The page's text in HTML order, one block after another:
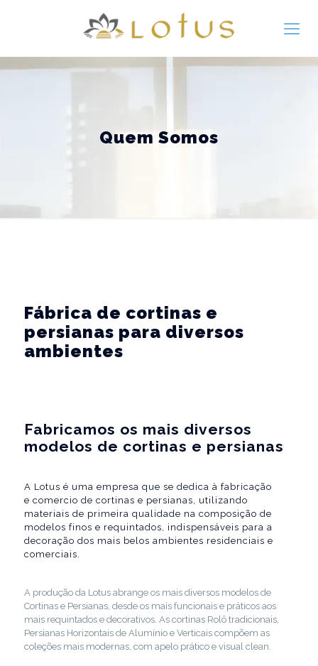
Quem Somos
Fábrica de cortinas e
persianas para diversos
ambientes
Fabricamos os mais diversos
modelos de cortinas e persianas
A Lotus é uma empresa que se dedica à fabricação
e comercio de cortinas e persianas, utilizando
materiais de primeira qualidade na composição de
modelos finos e requintados, indispensáveis para a
decoração dos mais belos ambientes residenciais e
comerciais.
A produção da Lotus abrange os mais diversos modelos de
Cortinas e Persianas, desde os mais funcionais e práticos aos
mais requintados e decorativos. As cortinas Rolô tradicionais,
Persianas Horizontais de Alumínio e Verticais compõem as
coleções mais modernas, com apelo prático e visual clean.